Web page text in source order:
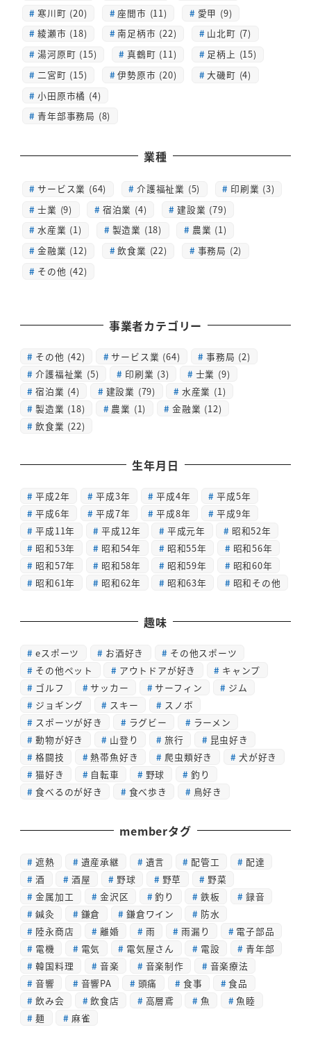
寒川町 (20)
座間市 (11)
愛甲 (9)
綾瀬市 (18)
南足柄市 (22)
山北町 (7)
湯河原町 (15)
真鶴町 (11)
足柄上 (15)
二宮町 (15)
伊勢原市 (20)
大磯町 (4)
小田原市橘 (4)
青年部事務局 (8)
業種
サービス業 (64) 介護福祉業 (5)
印刷業 (3)
士業 (9)
宿泊業 (4)
建設業 (79)
水産業 (1)
製造業 (18)
農業 (1)
金融業 (12)
飲食業 (22)
事務局 (2)
その他 (42)
事業者カテゴリー
その他 (42) サービス業 (64) 事務局 (2)
介護福祉業 (5) 印刷業 (3) 士業 (9)
宿泊業 (4) 建設業 (79) 水産業 (1)
製造業 (18) 農業 (1) 金融業 (12)
飲食業 (22)
生年月日
平成2年 平成3年 平成4年
平成5年
平成6年
平成7年 平成8年
平成9年
平成11年
平成12年 平成元年
昭和52年
昭和53年
昭和54年 昭和55年
昭和56年
昭和57年
昭和58年 昭和59年
昭和60年
昭和61年
昭和62年 昭和63年 昭和その他
趣味
eスポーツ お酒好き
その他スポーツ
その他ペット
アウトドアが好き
キャンプ
ゴルフ
サッカー サーフィン
ジム
ジョギング
スキー
スノボ
スポーツが好き
ラグビー
ラーメン
動物が好き
山登り 旅行
昆虫好き
格闘技
熱帯魚好き 爬虫類好き
犬が好き
猫好き
自転車 野球
釣り
食べるのが好き
食べ歩き 鳥好き
memberタグ
遮熱 遺産承継 遺言 配管工
配達
酒
酒屋 野球 野草
野菜
金属加工
金沢区 釣り 鉄板
録音
鍼灸
鎌倉 鎌倉ワイン
防水
陸永商店
離婚 雨 雨漏り
電子部品
電機
電気 電気屋さん 電設
青年部
韓国料理
音楽 音楽制作
音楽療法
音響
音響PA 頭痛 食事
食品
飲み会
飲食店 高層鳶 魚
魚睦
麺
麻雀